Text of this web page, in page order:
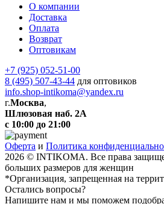
О компании
Доставка
Оплата
Возврат
Оптовикам
+7 (925) 052-51-00
8 (495) 507-43-44 для оптовиков
info.shop-intikoma@yandex.ru
г.Москва,
Шлюзовая наб. 2А
с 10:00 до 21:00
Оферта и Политика
2026 © INTIKOMA. Все права
больших размеров для женщин
*Организация, запрещенная на
Остались вопросы?
Напишите нам и мы поможем